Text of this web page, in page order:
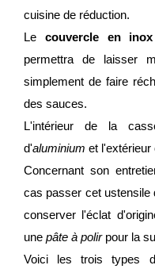
cuisine de réduction.
Le couvercle en inox
permettra de laisser
simplement de faire
des sauces.
L'intérieur de la
d'aluminium et l'extérieur
Concernant son
cas passer cet ustensile
conserver l'éclat
une pâte à polirpour la
Voici les trois types